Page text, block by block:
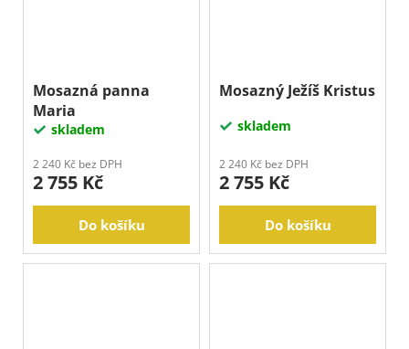
Mosazná panna
Maria
skladem
2 240 Kč bez DPH
2 755 Kč
Do košíku
Mosazný Ježíš Kristus
skladem
2 240 Kč bez DPH
2 755 Kč
Do košíku